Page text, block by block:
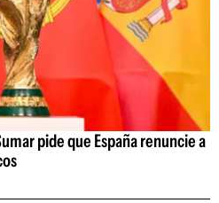
pide que España renuncie a